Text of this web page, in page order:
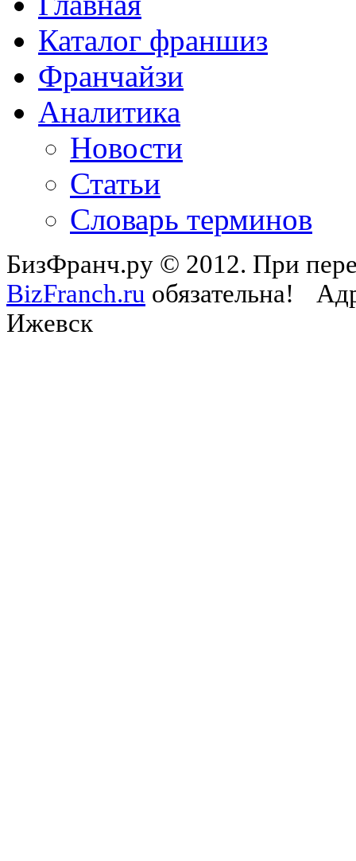
Каталог франшиз
Франчайзи
Аналитика
Новости
Статьи
Словарь терминов
БизФранч.ру © 2012. При
BizFranch.ru обязательна!
Ижевск